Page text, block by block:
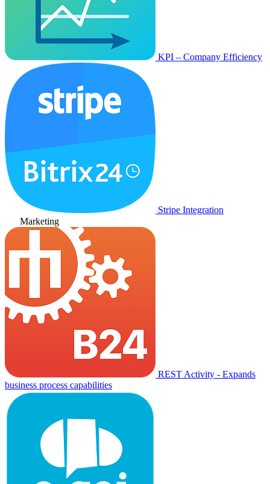
KPI – Company Efficiency
Stripe Integration
Marketing
REST Activity - Expands
business process capabilities